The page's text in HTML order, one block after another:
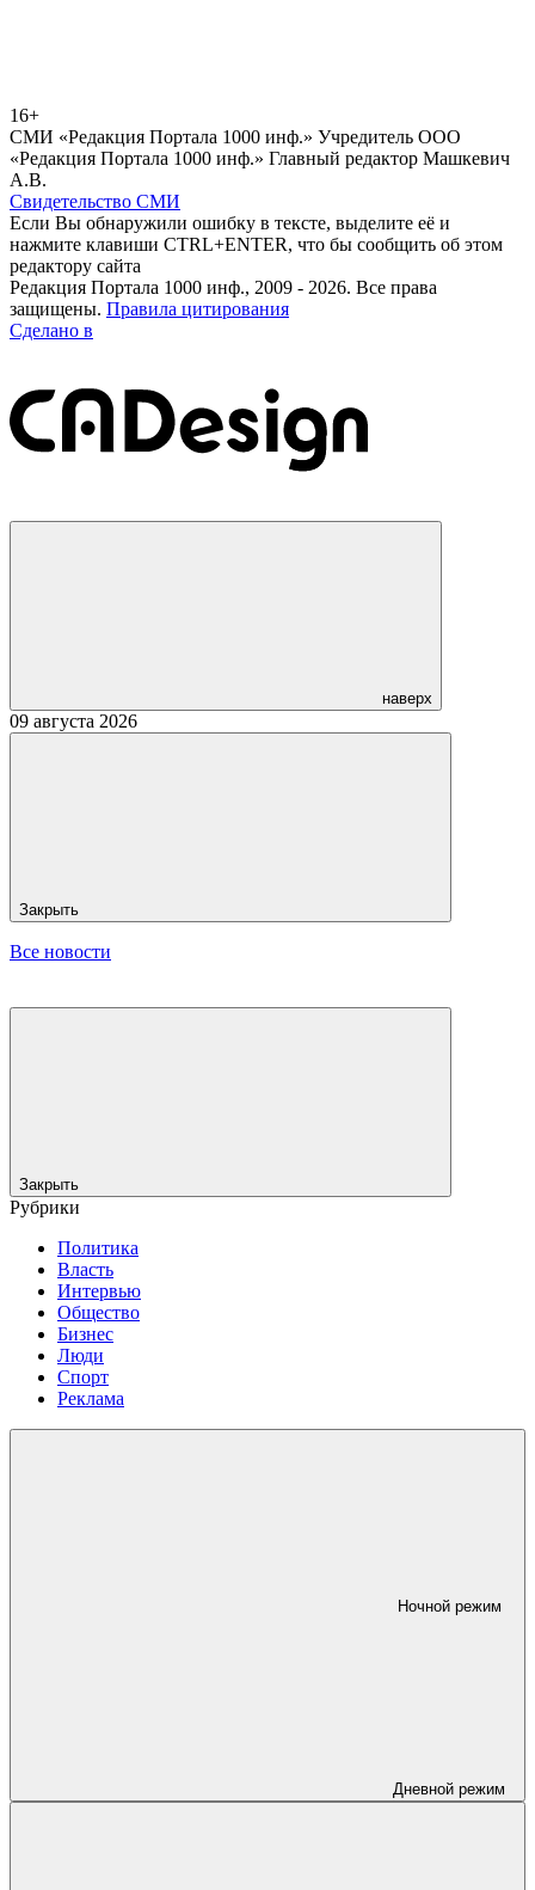
16+
СМИ «Редакция Портала 1000 инф.» Учредитель ООО
«Редакция Портала 1000 инф.» Главный редактор Машкевич
А.В.
Свидетельство СМИ
Если Вы обнаружили ошибку в тексте, выделите её и
нажмите клавиши CTRL+ENTER, что бы сообщить об этом
редактору сайта
Редакция Портала 1000 инф., 2009 - 2026. Все права
защищены. Правила цитирования
Сделано в
наверх
09 августа 2026
Закрыть
Все новости
Закрыть
Рубрики
Политика
Власть
Интервью
Общество
Бизнес
Люди
Спорт
Реклама
Ночной режим
Дневной режим